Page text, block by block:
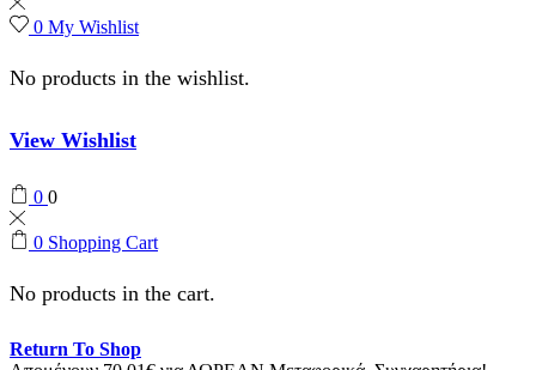
0 My Wishlist
No products in the wishlist.
View Wishlist
0 0
0 Shopping Cart
No products in the cart.
Return To Shop